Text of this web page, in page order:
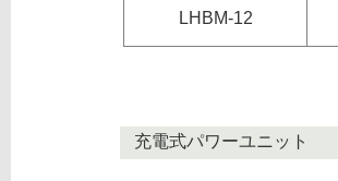
LHBM-12
充電式パワーユニット